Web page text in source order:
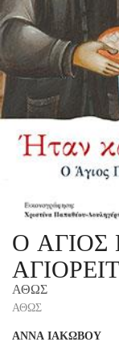
Ο ΑΓΙΟΣ
ΑΘΩΣ
ΑΘΩΣ
ΑΝΝΑ ΙΑΚΩΒΟΥ